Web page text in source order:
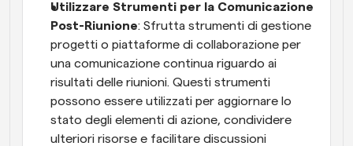
Utilizzare Strumenti per la Comunicazione
Post-Riunione: Sfrutta strumenti di gestione
progetti o piattaforme di collaborazione per
una comunicazione continua riguardo ai
risultati delle riunioni. Questi strumenti
possono essere utilizzati per aggiornare lo
stato degli elementi di azione, condividere
ulteriori risorse e facilitare discussioni